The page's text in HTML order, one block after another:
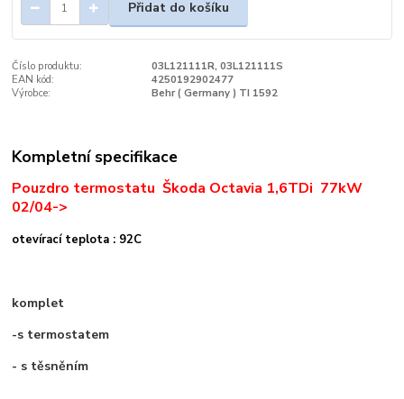
Přidat do košíku
Číslo produktu:
03L121111R, 03L121111S
EAN kód:
4250192902477
Výrobce:
Behr ( Germany ) TI 1592
Kompletní specifikace
Pouzdro termostatu Škoda Octavia 1,6TDi 77kW
02/04->
otevírací teplota : 92C
komplet
-s termostatem
- s těsněním